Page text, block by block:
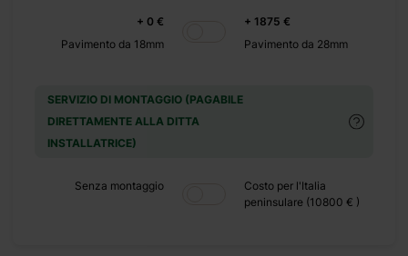
+ 0 €
Pavimento da 18mm
+ 1875 €
Pavimento da 28mm
SERVIZIO DI MONTAGGIO (PAGABILE
DIRETTAMENTE ALLA DITTA
INSTALLATRICE)
Senza montaggio
Costo per l'Italia
peninsulare (10800 € )